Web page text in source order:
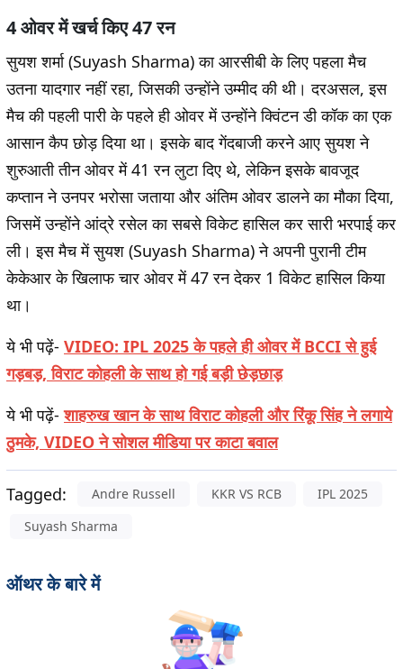
4 ओवर में खर्च किए 47 रन
सुयश शर्मा (Suyash Sharma) का आरसीबी के लिए पहला मैच
उतना यादगार नहीं रहा, जिसकी उन्होंने उम्मीद की थी। दरअसल, इस
मैच की पहली पारी के पहले ही ओवर में उन्होंने क्विंटन डी कॉक का एक
आसान कैप छोड़ दिया था। इसके बाद गेंदबाजी करने आए सुयश ने
शुरुआती तीन ओवर में 41 रन लुटा दिए थे, लेकिन इसके बावजूद
कप्तान ने उनपर भरोसा जताया और अंतिम ओवर डालने का मौका दिया,
जिसमें उन्होंने आंद्रे रसेल का सबसे विकेट हासिल कर सारी भरपाई कर
ली। इस मैच में सुयश (Suyash Sharma) ने अपनी पुरानी टीम
केकेआर के खिलाफ चार ओवर में 47 रन देकर 1 विकेट हासिल किया
था।
ये भी पढ़ें- VIDEO: IPL 2025 के पहले ही ओवर में BCCI से हुई
गड़बड़, विराट कोहली के साथ हो गई बड़ी छेड़छाड़
ये भी पढ़ें-शाहरुख खान के साथ विराट कोहली और रिंकू सिंह ने लगाये
ठुमके, VIDEO ने सोशल मीडिया पर काटा बवाल
Tagged: Andre Russell KKR VS RCB
IPL 2025
Suyash Sharma
ऑथर के बारे में